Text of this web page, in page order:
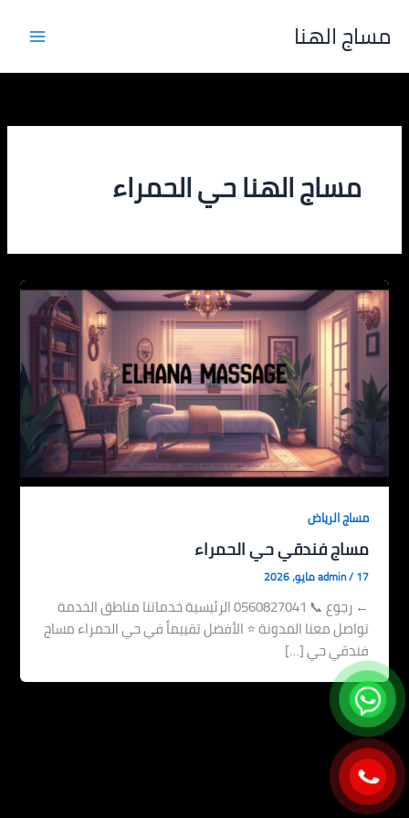
مساج الهنا
مساج الهنا حي الحمراء
مساج الرياض
مساج فندقي حي الحمراء
admin/17 مايو، 2026
← رجوع 📞 0560827041 الرئيسية خدماتنا مناطق الخدمة
تواصل معنا المدونة ⭐ الأفضل تقييماً في حي الحمراء مساج
فندقي حي […]